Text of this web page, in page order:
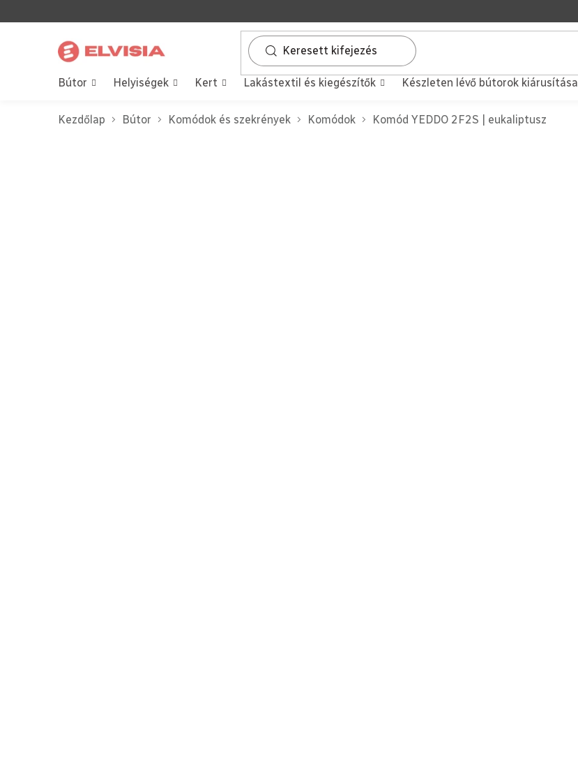
a
tartalomhoz
Bútor Helyiségek Kert Lakástextil és kiegészítők Készleten lévő bútorok kiárusítása
Kezdőlap Bútor Komódok és szekrények Komódok Komód YEDDO 2F2S | eukaliptusz